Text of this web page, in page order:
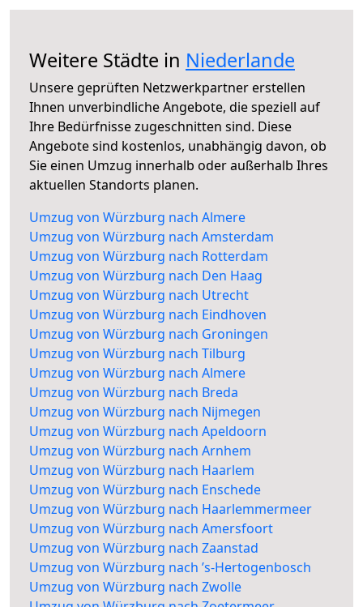
Weitere Städte in Niederlande
Unsere geprüften Netzwerkpartner erstellen
Ihnen unverbindliche Angebote, die speziell auf
Ihre Bedürfnisse zugeschnitten sind. Diese
Angebote sind kostenlos, unabhängig davon, ob
Sie einen Umzug innerhalb oder außerhalb Ihres
aktuellen Standorts planen.
Umzug von Würzburg nach Almere
Umzug von Würzburg nach Amsterdam
Umzug von Würzburg nach Rotterdam
Umzug von Würzburg nach Den Haag
Umzug von Würzburg nach Utrecht
Umzug von Würzburg nach Eindhoven
Umzug von Würzburg nach Groningen
Umzug von Würzburg nach Tilburg
Umzug von Würzburg nach Almere
Umzug von Würzburg nach Breda
Umzug von Würzburg nach Nijmegen
Umzug von Würzburg nach Apeldoorn
Umzug von Würzburg nach Arnhem
Umzug von Würzburg nach Haarlem
Umzug von Würzburg nach Enschede
Umzug von Würzburg nach Haarlemmermeer
Umzug von Würzburg nach Amersfoort
Umzug von Würzburg nach Zaanstad
Umzug von Würzburg nach ’s-Hertogenbosch
Umzug von Würzburg nach Zwolle